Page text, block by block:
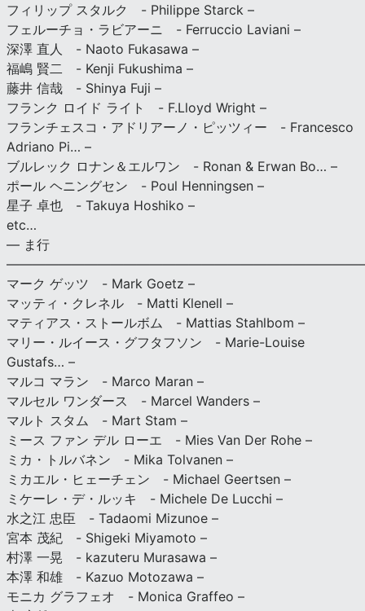
フィリップ スタルク - Philippe Starck –
フェルーチョ・ラビアーニ - Ferruccio Laviani –
深澤 直人 - Naoto Fukasawa –
福嶋 賢二 - Kenji Fukushima –
藤井 信哉 - Shinya Fuji –
フランク ロイド ライト - F.Lloyd Wright –
フランチェスコ・アドリアーノ・ピッツィー - Francesco
Adriano Pi… –
ブルレック ロナン＆エルワン - Ronan & Erwan Bo… –
ポール ヘニングセン - Poul Henningsen –
星子 卓也 - Takuya Hoshiko –
etc…
— ま行
マーク ゲッツ - Mark Goetz –
マッティ・クレネル - Matti Klenell –
マティアス・ストールボム - Mattias Stahlbom –
マリー・ルイース・グフタフソン - Marie-Louise
Gustafs… –
マルコ マラン - Marco Maran –
マルセル ワンダース - Marcel Wanders –
マルト スタム - Mart Stam –
ミース ファン デル ローエ - Mies Van Der Rohe –
ミカ・トルバネン - Mika Tolvanen –
ミカエル・ヒェーチェン - Michael Geertsen –
ミケーレ・デ・ルッキ - Michele De Lucchi –
水之江 忠臣 - Tadaomi Mizunoe –
宮本 茂紀 - Shigeki Miyamoto –
村澤 一晃 - kazuteru Murasawa –
本澤 和雄 - Kazuo Motozawa –
モニカ グラフェオ - Monica Graffeo –